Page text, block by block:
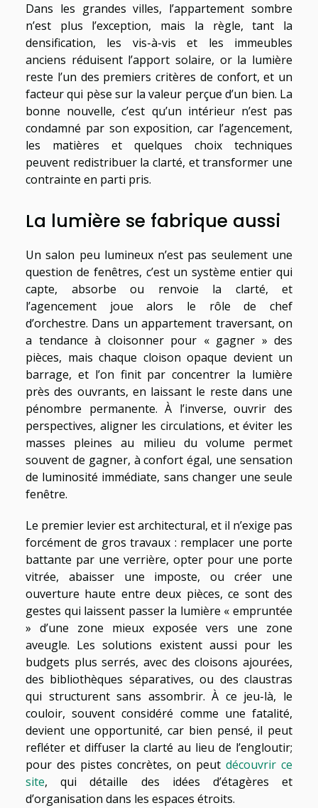
Dans les grandes villes, l’appartement sombre
n’est plus l’exception, mais la règle, tant la
densification, les vis-à-vis et les immeubles
anciens réduisent l’apport solaire, or la lumière
reste l’un des premiers critères de confort, et un
facteur qui pèse sur la valeur perçue d’un bien. La
bonne nouvelle, c’est qu’un intérieur n’est pas
condamné par son exposition, car l’agencement,
les matières et quelques choix techniques
peuvent redistribuer la clarté, et transformer une
contrainte en parti pris.
La lumière se fabrique aussi
Un salon peu lumineux n’est pas seulement une
question de fenêtres, c’est un système entier qui
capte, absorbe ou renvoie la clarté, et
l’agencement joue alors le rôle de chef
d’orchestre. Dans un appartement traversant, on
a tendance à cloisonner pour « gagner » des
pièces, mais chaque cloison opaque devient un
barrage, et l’on finit par concentrer la lumière
près des ouvrants, en laissant le reste dans une
pénombre permanente. À l’inverse, ouvrir des
perspectives, aligner les circulations, et éviter les
masses pleines au milieu du volume permet
souvent de gagner, à confort égal, une sensation
de luminosité immédiate, sans changer une seule
fenêtre.
Le premier levier est architectural, et il n’exige pas
forcément de gros travaux : remplacer une porte
battante par une verrière, opter pour une porte
vitrée, abaisser une imposte, ou créer une
ouverture haute entre deux pièces, ce sont des
gestes qui laissent passer la lumière « empruntée
» d’une zone mieux exposée vers une zone
aveugle. Les solutions existent aussi pour les
budgets plus serrés, avec des cloisons ajourées,
des bibliothèques séparatives, ou des claustras
qui structurent sans assombrir. À ce jeu-là, le
couloir, souvent considéré comme une fatalité,
devient une opportunité, car bien pensé, il peut
refléter et diffuser la clarté au lieu de l’engloutir;
pour des pistes concrètes, on peut découvrir ce
site, qui détaille des idées d’étagères et
d’organisation dans les espaces étroits.